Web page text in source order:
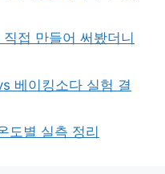
접 만들어 써봤더니
베이킹소다 실험 결
도별 실측 정리